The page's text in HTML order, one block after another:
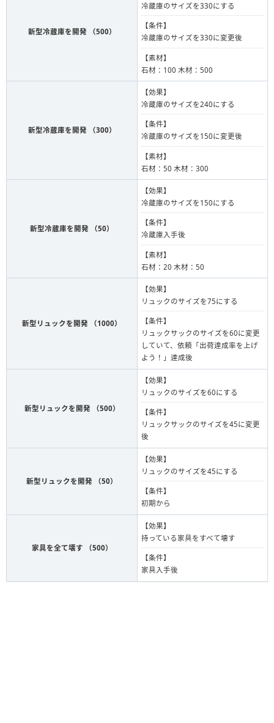
新型冷蔵庫を開発 （500）
冷蔵庫のサイズを330にする
【条件】
冷蔵庫のサイズを330に変更後
【素材】
石材：100 木材：500
新型冷蔵庫を開発 （300）
【効果】
冷蔵庫のサイズを240にする
【条件】
冷蔵庫のサイズを150に変更後
【素材】
石材：50 木材：300
新型冷蔵庫を開発 （50）
【効果】
冷蔵庫のサイズを150にする
【条件】
冷蔵庫入手後
【素材】
石材：20 木材：50
新型リュックを開発 （1000）
【効果】
リュックのサイズを75にする
【条件】
リュックサックのサイズを60に変更
していて、依頼「出荷達成率を上げ
よう！」達成後
新型リュックを開発 （500）
【効果】
リュックのサイズを60にする
【条件】
リュックサックのサイズを45に変更
後
新型リュックを開発 （50）
【効果】
リュックのサイズを45にする
【条件】
初期から
家具を全て壊す （500）
【効果】
持っている家具をすべて壊す
【条件】
家具入手後